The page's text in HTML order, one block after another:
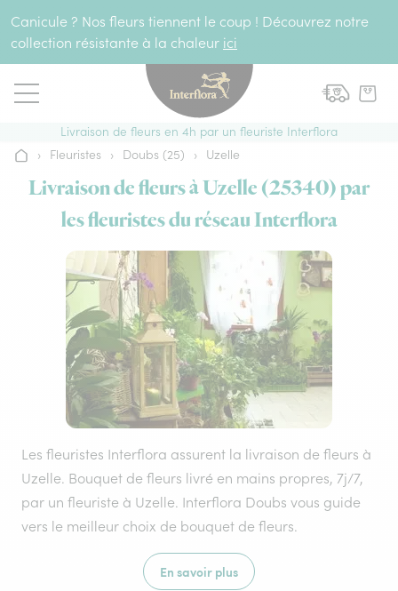
Canicule ? Nos fleurs tiennent le coup ! Découvrez notre
collection résistante à la chaleur ici
Livraison de fleurs en 4h par un fleuriste Interflora
Accueil
› Fleuristes › Doubs (25) › Uzelle
Livraison de fleurs à Uzelle (25340) par
les fleuristes du réseau Interflora
Les fleuristes Interflora assurent la livraison de fleurs à
Uzelle. Bouquet de fleurs livré en mains propres, 7j/7,
par un fleuriste à Uzelle. Interflora Doubs vous guide
vers le meilleur choix de bouquet de fleurs.
En savoir plus